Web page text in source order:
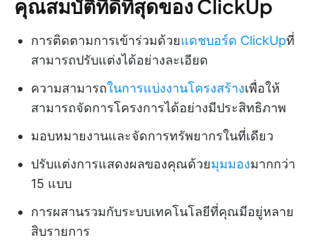
คุณสมบัติที่ดีที่สุดของ ClickUp
การติดตามการเข้าร่วมด้วยแดชบอร์ด ClickUpที่
สามารถปรับแต่งได้อย่างละเอียด
ความสามารถในการแบ่งงานโครงสร้างเพื่อให้
สามารถจัดการโครงการได้อย่างมีประสิทธิภาพ
มอบหมายงานและจัดการทรัพยากรในที่เดียว
ปรับแต่งการแสดงผลของคุณด้วยมุมมองมากกว่า
15 แบบ
การผสานรวมกับระบบเทคโนโลยีที่คุณมีอยู่หลาย
สิบรายการ